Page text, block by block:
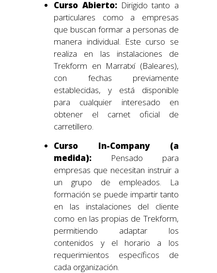
Curso Abierto: Dirigido tanto a
particulares como a empresas
que buscan formar a personas de
manera individual. Este curso se
realiza en las instalaciones de
Trekform en Marratxí (Baleares),
con fechas previamente
establecidas, y está disponible
para cualquier interesado en
obtener el carnet oficial de
carretillero.
Curso In-Company (a
medida): Pensado para
empresas que necesitan instruir a
un grupo de empleados. La
formación se puede impartir tanto
en las instalaciones del cliente
como en las propias de Trekform,
permitiendo adaptar los
contenidos y el horario a los
requerimientos específicos de
cada organización.